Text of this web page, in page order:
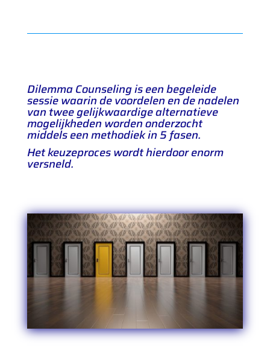
Dilemma Counseling is een begeleide
sessie waarin de voordelen en de nadelen
van twee gelijkwaardige alternatieve
mogelijkheden worden onderzocht
middels een methodiek in 5 fasen.
Het keuzeproces wordt hierdoor enorm
versneld.